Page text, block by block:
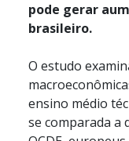
pode gerar
brasileiro.
O estudo
ensino médio
se comparada a